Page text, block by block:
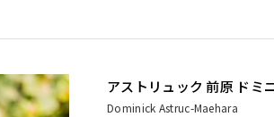
アストリュック 前原 ドミ
Dominick Astruc-Maehara